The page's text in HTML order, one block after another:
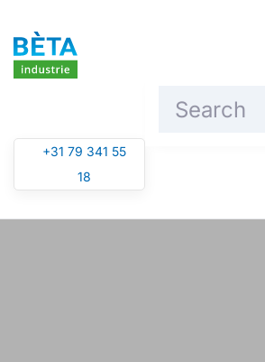
Skip to main content
+31 79 341 55
18